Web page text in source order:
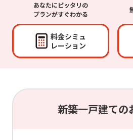
あなたにピッタリの
プランがすぐわかる
料金シミュ
レーション
新築一戸建ての